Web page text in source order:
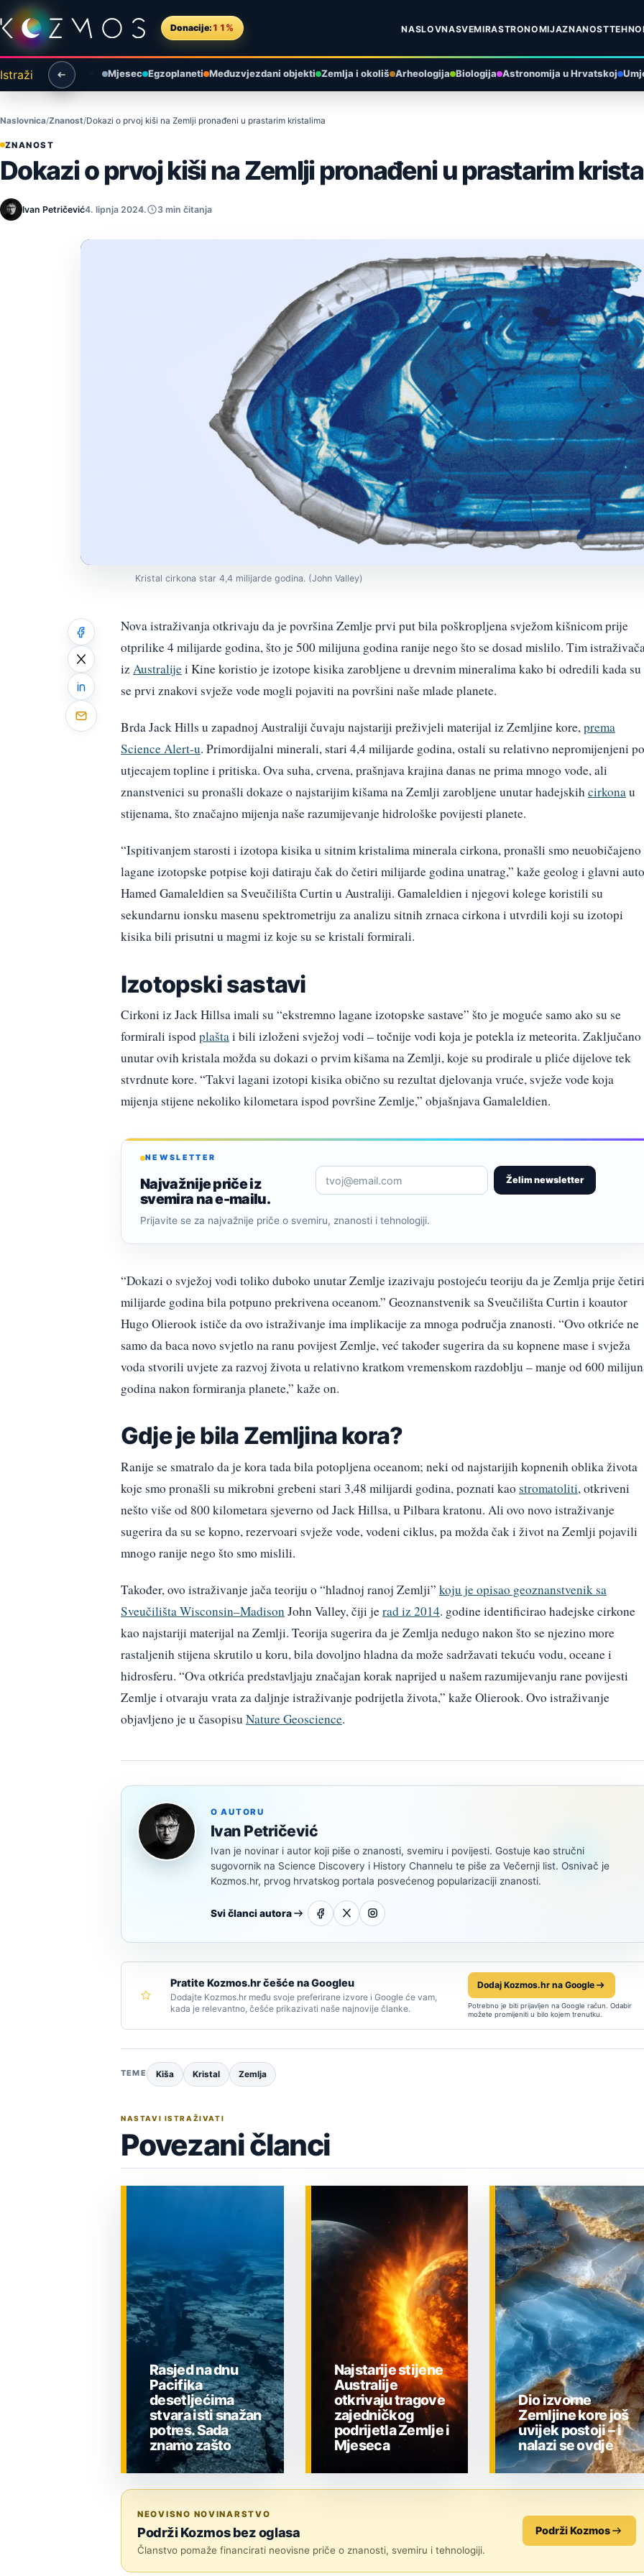
Preskoči na sadržaj
Donacije: 11% NASLOVNASVEMIRASTRONOMIJAZNANOST
Istraži Mjesec Egzoplaneti Međuzvjezdani objekti Zemlja i okoliš Arheologija Biologija Astronomija u Hrvatskoj
Naslovnica Znanost Dokazi o prvoj kiši na Zemlji pronađeni u prastarim kristalima
ZNANOST
Dokazi o prvoj kiši na Zemlji pronađeni u prastarim
Ivan Petričević4. lipnja 2024. 3 min čitanja
Kristal cirkona star 4,4 milijarde godina. (John Valley)
Nova istraživanja otkrivaju da je površina Zemlje prvi put bila poškropljena svježom kišnicom prije
otprilike 4 milijarde godina, što je 500 milijuna godina ranije nego što se dosad mislilo. Tim
izAustralijei Kine koristio je izotope kisika zarobljene u drevnim mineralima kako bi odredili kada su
se prvi znakovi svježe vode mogli pojaviti na površini naše mlade planete.
Brda Jack Hills u zapadnoj Australiji čuvaju najstariji preživjeli materijal iz Zemljine kore,prema
Science Alert-u. Primordijalni minerali, stari 4,4 milijarde godina, ostali su relativno nepromijenjeni
utjecajem topline i pritiska. Ova suha, crvena, prašnjava krajina danas ne prima mnogo vode, ali
znanstvenici su pronašli dokaze o najstarijim kišama na Zemlji zarobljene unutar hadejskihcirkonau
stijenama, što značajno mijenja naše razumijevanje hidrološke povijesti planete.
“Ispitivanjem starosti i izotopa kisika u sitnim kristalima minerala cirkona, pronašli smo neuobičajeno
lagane izotopske potpise koji datiraju čak do četiri milijarde godina unatrag,” kaže geolog i glavni
Hamed Gamaleldien sa Sveučilišta Curtin u Australiji. Gamaleldien i njegovi kolege koristili su
sekundarnu ionsku masenu spektrometriju za analizu sitnih zrnaca cirkona i utvrdili koji su izotopi
kisika bili prisutni u magmi iz koje su se kristali formirali.
Izotopski sastavi
Cirkoni iz Jack Hillsa imali su “ekstremno lagane izotopske sastave” što je moguće samo ako su se
formirali ispodplaštai bili izloženi svježoj vodi – točnije vodi koja je potekla iz meteorita. Zaključano
unutar ovih kristala možda su dokazi o prvim kišama na Zemlji, koje su prodirale u pliće dijelove tek
stvrdnute kore. “Takvi lagani izotopi kisika obično su rezultat djelovanja vruće, svježe vode koja
mijenja stijene nekoliko kilometara ispod površine Zemlje,” objašnjava Gamaleldien.
NEWSLETTER
Najvažnije priče iz
svemira na e-mailu.
Želim newsletter
Prijavite se za najvažnije priče o svemiru, znanosti i tehnologiji.
“Dokazi o svježoj vodi toliko duboko unutar Zemlje izazivaju postojeću teoriju da je Zemlja prije četiri
milijarde godina bila potpuno prekrivena oceanom.” Geoznanstvenik sa Sveučilišta Curtin i koautor
Hugo Olierook ističe da ovo istraživanje ima implikacije za mnoga područja znanosti. “Ovo otkriće ne
samo da baca novo svjetlo na ranu povijest Zemlje, već također sugerira da su kopnene mase i svježa
voda stvorili uvjete za razvoj života u relativno kratkom vremenskom razdoblju – manje od 600
godina nakon formiranja planete,” kaže on.
Gdje je bila Zemljina kora?
Ranije se smatralo da je kora tada bila potopljena oceanom; neki od najstarijih kopnenih oblika života
koje smo pronašli su mikrobni grebeni stari 3,48 milijardi godina, poznati kao stromatoliti, otkriveni
nešto više od 800 kilometara sjeverno od Jack Hillsa, u Pilbara kratonu. Ali ovo novo istraživanje
sugerira da su se kopno, rezervoari svježe vode, vodeni ciklus, pa možda čak i život na Zemlji pojavili
mnogo ranije nego što smo mislili.
Također, ovo istraživanje jača teoriju o “hladnoj ranoj Zemlji” koju je opisao geoznanstvenik sa
Sveučilišta Wisconsin–Madison John Valley, čiji jerad iz 2014. godine identificirao hadejske cirkone
kao najstariji materijal na Zemlji. Teorija sugerira da je Zemlja nedugo nakon što se njezino more
rastaljenih stijena skrutilo u koru, bila dovoljno hladna da može sadržavati tekuću vodu, oceane i
hidrosferu. “Ova otkrića predstavljaju značajan korak naprijed u našem razumijevanju rane povijesti
Zemlje i otvaraju vrata za daljnje istraživanje podrijetla života,” kaže Olierook. Ovo istraživanje
objavljeno je u časopisu Nature Geoscience.
O AUTORU
Ivan Petričević
Ivan je novinar i autor koji piše o znanosti, svemiru i povijesti. Gostuje kao stručni
sugovornik na Science Discovery i History Channelu te piše za Večernji list. Osnivač je
Kozmos.hr, prvog hrvatskog portala posvećenog popularizaciji znanosti.
Svi članci autora
Pratite Kozmos.hr češće na Googleu
Dodajte Kozmos.hr među svoje preferirane izvore i Google će vam,
kada je relevantno, češće prikazivati naše najnovije članke.
Dodaj Kozmos.hr na Google
Potrebno je biti prijavljen na Google račun. Odabir
možete promijeniti u bilo kojem trenutku.
TEME Kiša Kristal Zemlja
NASTAVI ISTRAŽIVATI
Povezani članci
Rasjed na dnu
Pacifika
desetljećima
stvara isti snažan
potres. Sada
znamo zašto
Najstarije stijene
Australije
otkrivaju tragove
zajedničkog
podrijetla Zemlje i
Mjeseca
Dio izvorne
Zemljine kore još
uvijek postoji – i
nalazi se ovdje
NEOVISNO NOVINARSTVO
Podrži Kozmos bez oglasa
Članstvo pomaže financirati neovisne priče o znanosti, svemiru i tehnologiji.
Podrži Kozmos